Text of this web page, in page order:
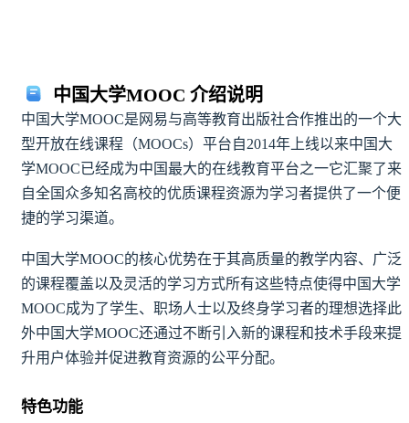
中国大学MOOC 介绍说明
中国大学MOOC是网易与高等教育出版社合作推出的一个大
型开放在线课程（MOOCs）平台自2014年上线以来中国大
学MOOC已经成为中国最大的在线教育平台之一它汇聚了来
自全国众多知名高校的优质课程资源为学习者提供了一个便
捷的学习渠道。
中国大学MOOC的核心优势在于其高质量的教学内容、广泛
的课程覆盖以及灵活的学习方式所有这些特点使得中国大学
MOOC成为了学生、职场人士以及终身学习者的理想选择此
外中国大学MOOC还通过不断引入新的课程和技术手段来提
升用户体验并促进教育资源的公平分配。
特色功能